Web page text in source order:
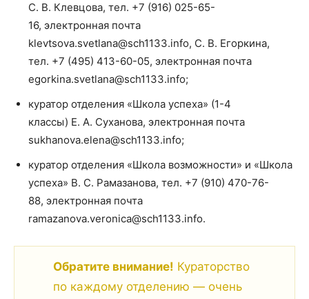
С. В. Клевцова, тел. +7 (916) 025-65-
16, электронная почта
klevtsova.svetlana@sch1133.info, С. В. Егоркина,
тел. +7 (495) 413-60-05, электронная почта
egorkina.svetlana@sch1133.info;
куратор отделения «Школа успеха» (1-4
классы) Е. А. Суханова, электронная почта
sukhanova.elena@sch1133.info;
куратор отделения «Школа возможности» и «Школа
успеха» В. С. Рамазанова, тел. +7 (910) 470-76-
88, электронная почта
ramazanova.veronica@sch1133.info.
Обратите внимание! Кураторство
по каждому отделению — очень